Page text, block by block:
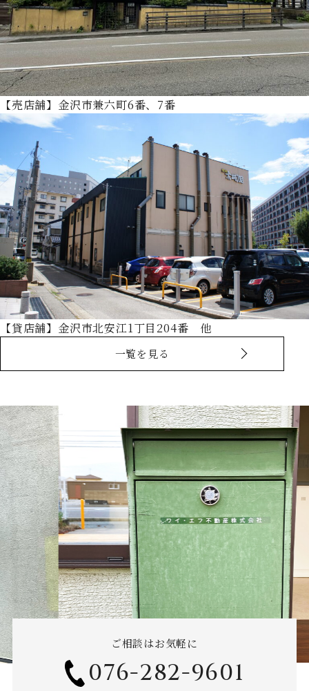
【売店舗】金沢市兼六町6番、7番
【貸店舗】金沢市北安江1丁目204番 他
一覧を見る
ご相談はお気軽に
076-282-9601